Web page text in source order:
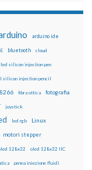
arduino ide
bluetooth cloud
silicon injection pen
silicon injection pencil
fibra ottica fotografia
joystick
led rgb Linux
motori stepper
128x32 oled 128x32 IIC
penna iniezione fluidi